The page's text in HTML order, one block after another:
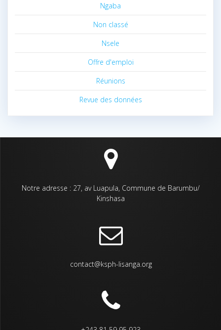
Ngaba
Non classé
Nsele
Offre d'emploi
Réunions
Revue des données
Notre adresse : 27, av Luapula, Commune de Barumbu/
Kinshasa
contact@ksph-lisanga.org